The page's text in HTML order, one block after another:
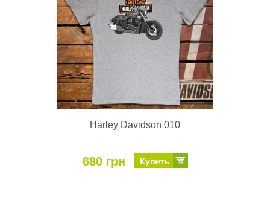
Harley Davidson 010
680 грн Купить